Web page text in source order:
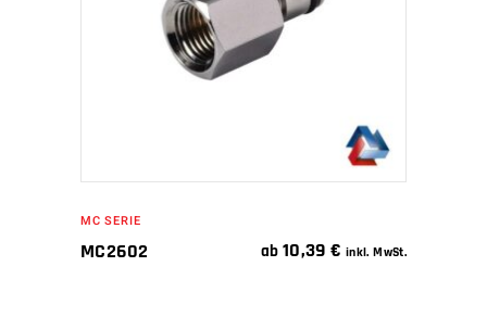
WEITERLESEN
MC SERIE
MC2602 ab 10,39€ inkl. MwSt.